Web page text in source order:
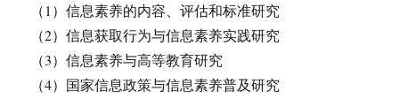
（1）信息素养的内容、评估和标准研究
（2）信息获取行为与信息素养实践研究
（3）信息素养与高等教育研究
（4）国家信息政策与信息素养普及研究